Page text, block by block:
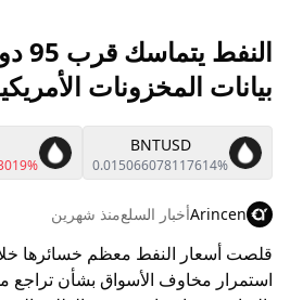
بيانات المخزونات
BNTUSD
0.015066078117614%
Arincenأخبار السلعمنذ شهرين
قلصت أسعار النفط معظم خسائرها خلال
استمرار مخاوف الأسواق بشأن تراجع